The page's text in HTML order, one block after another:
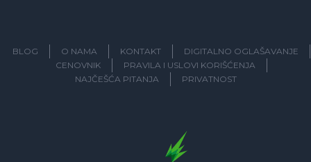
BLOG O NAMA KONTAKT
DIGITALNO OGLAŠAVANJE
CENOVNIK
PRAVILA I USLOVI KORIŠĆENJA
NAJČEŠĆA PITANJA
PRIVATNOST